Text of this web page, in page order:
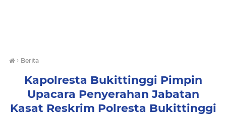
› Berita
Kapolresta Bukittinggi Pimpin
Upacara Penyerahan Jabatan
Kasat Reskrim Polresta Bukittinggi